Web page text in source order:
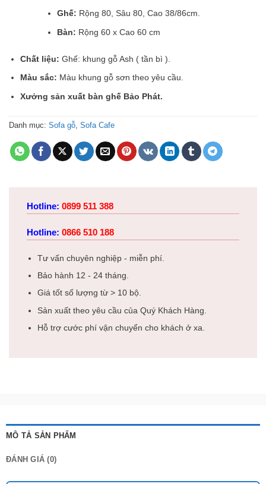
Ghế: Rộng 80, Sâu 80, Cao 38/86cm.
Bàn: Rộng 60 x Cao 60 cm
Chất liệu: Ghế: khung gỗ Ash ( tần bì ).
Màu sắc: Màu khung gỗ sơn theo yêu cầu.
Xưởng sản xuất bàn ghế Bảo Phát.
Danh mục: Sofa gỗ Sofa Cafe
Hotline: 0899 511 388
Hotline: 0866 510 188
Tư vấn chuyên nghiệp - miễn phí.
Bảo hành 12 - 24 tháng.
Giá tốt số lượng từ > 10 bộ.
Sản xuất theo yêu cầu của Quý Khách Hàng.
Hỗ trợ cước phí vận chuyển cho khách ở xa.
MÔ TẢ SẢN PHẨM
ĐÁNH GIÁ (0)